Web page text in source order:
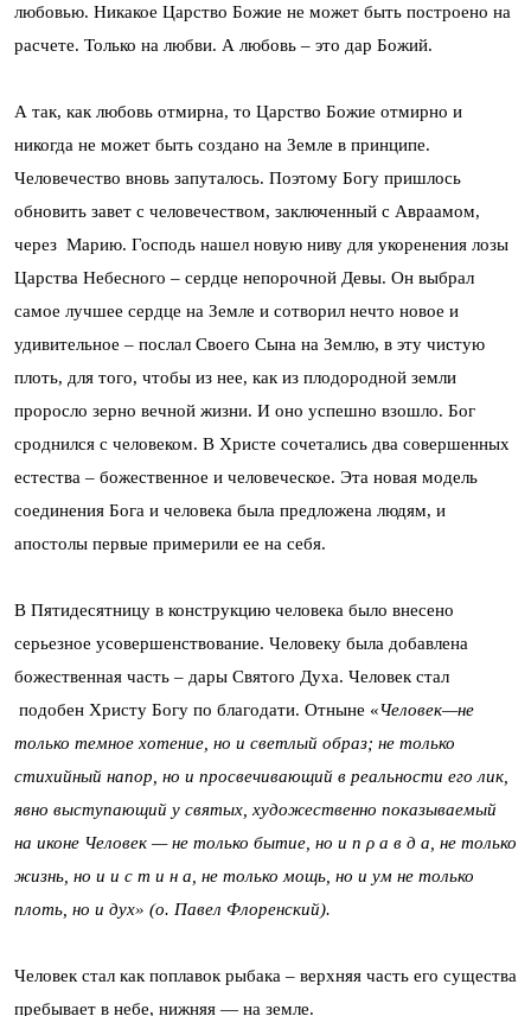
любовью. Никакое Царство Божие не может быть построено на
расчете. Только на любви. А любовь – это дар Божий.
А так, как любовь отмирна, то Царство Божие отмирно и
никогда не может быть создано на Земле в принципе.
Человечество вновь запуталось. Поэтому Богу пришлось
обновить завет с человечеством, заключенный с Авраамом,
через Марию. Господь нашел новую ниву для укоренения лозы
Царства Небесного – сердце непорочной Девы. Он выбрал
самое лучшее сердце на Земле и сотворил нечто новое и
удивительное – послал Своего Сына на Землю, в эту чистую
плоть, для того, чтобы из нее, как из плодородной земли
проросло зерно вечной жизни. И оно успешно взошло. Бог
сроднился с человеком. В Христе сочетались два совершенных
естества – божественное и человеческое. Эта новая модель
соединения Бога и человека была предложена людям, и
апостолы первые примерили ее на себя.
В Пятидесятницу в конструкцию человека было внесено
серьезное усовершенствование. Человеку была добавлена
божественная часть – дары Святого Духа. Человек стал
подобен Христу Богу по благодати. Отныне «Человек—не
только темное хотение, но и светлый образ; не только
стихийный напор, но и просвечивающий в реальности его лик,
явно выступающий у святых, художественно показываемый
на иконе Человек — не только бытие, но и п ρ а в д а, не только
жизнь, но и и с т и н а, не только мощь, но и ум не только
плоть, но и дух» (о. Павел Флоренский).
Человек стал как поплавок рыбака – верхняя часть его существа
пребывает в небе, нижняя — на земле.